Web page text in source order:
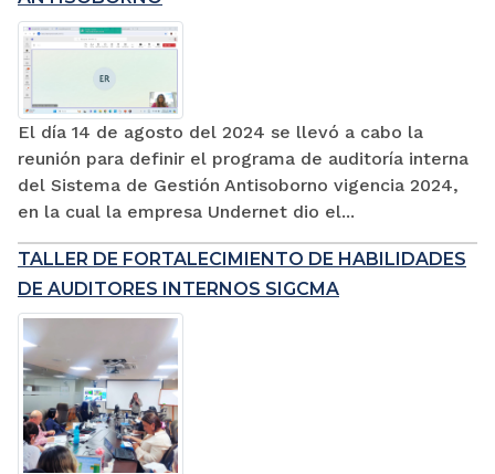
El día 14 de agosto del 2024 se llevó a cabo la
reunión para definir el programa de auditoría interna
del Sistema de Gestión Antisoborno vigencia 2024,
en la cual la empresa Undernet dio el...
TALLER DE FORTALECIMIENTO DE HABILIDADES
DE AUDITORES INTERNOS SIGCMA